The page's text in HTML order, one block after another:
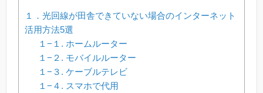
１．光回線が田舎できていない場合のインターネット
活用方法5選
１−１. ホームルーター
１−２. モバイルルーター
１−３. ケーブルテレビ
１−４. スマホで代用